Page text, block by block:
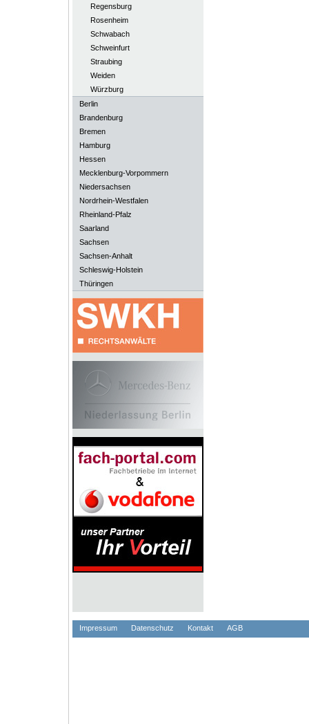
Regensburg
Rosenheim
Schwabach
Schweinfurt
Straubing
Weiden
Würzburg
Berlin
Brandenburg
Bremen
Hamburg
Hessen
Mecklenburg-Vorpommern
Niedersachsen
Nordrhein-Westfalen
Rheinland-Pfalz
Saarland
Sachsen
Sachsen-Anhalt
Schleswig-Holstein
Thüringen
Impressum Datenschutz Kontakt AGB